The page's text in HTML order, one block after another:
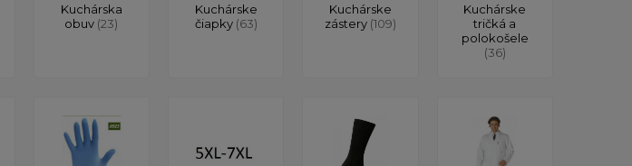
Kuchárska
obuv (23)
Kuchárske
čiapky (63)
Kuchárske
zástery (109)
Kuchárske
tričká a
polokošele
(36)